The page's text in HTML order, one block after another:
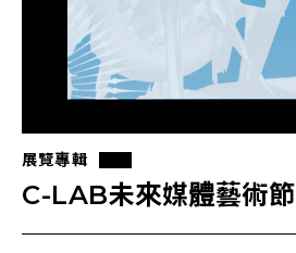
展覽專輯
C-LAB未來媒體藝術節